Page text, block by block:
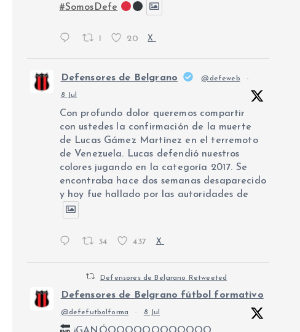
#SomosDefe
1 20 X
Defensores de Belgrano @defeweb ·
8 Jul
Con profundo dolor queremos compartir
con ustedes la confirmación de la muerte
de Lucas Gámez Martínez en el terremoto
de Venezuela. Lucas defendió nuestros
colores jugando en la categoría 2017. Se
encontraba hace dos semanas desaparecido
y hoy fue hallado por las autoridades de
34 437 X
Defensores de Belgrano Retweeted
Defensores de Belgrano fútbol formativo
@defefutbolforma · 8 Jul